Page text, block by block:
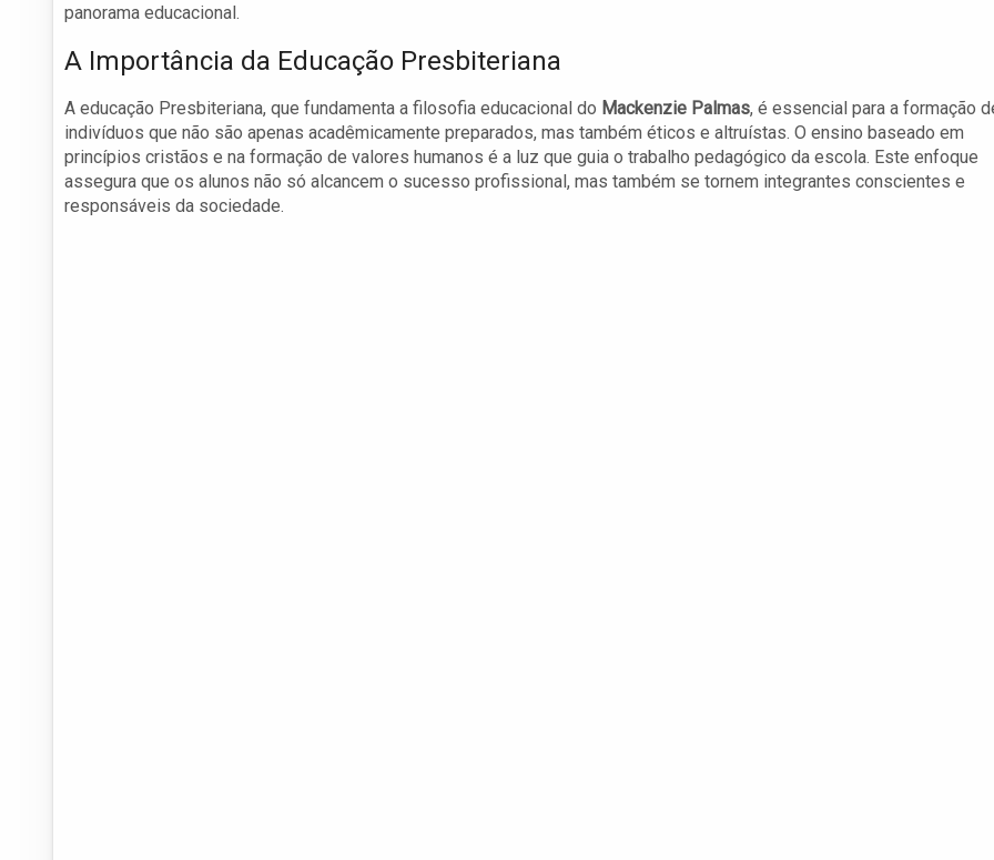
panorama educacional.
A Importância da Educação Presbiteriana
A educação Presbiteriana, que fundamenta a filosofia educacional do Mackenzie Palmas, é essencial para a formação
indivíduos que não são apenas acadêmicamente preparados, mas também éticos e altruístas. O ensino baseado em
princípios cristãos e na formação de valores humanos é a luz que guia o trabalho pedagógico da escola. Este enfoque
assegura que os alunos não só alcancem o sucesso profissional, mas também se tornem integrantes conscientes e
responsáveis da sociedade.